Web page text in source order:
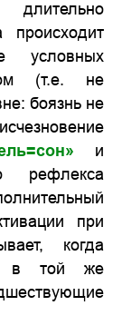
происходит
условных
(т.е. не
боязнь не
и
рефлекса
при
когда
в той же